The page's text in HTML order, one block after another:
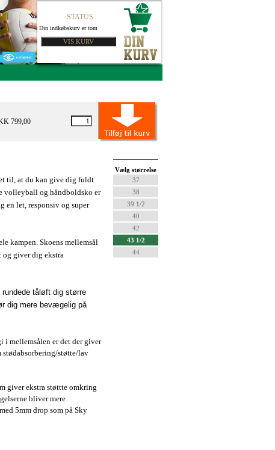
STATUS
Din indkøbskurv er tom
799,00
til, at du kan give dig fuldt
volleyball og håndboldsko er
en let, responsiv og super
kampen. Skoens mellemsål
og giver dig ekstra
rundede tåløft dig større
dig mere bevægelig på
i mellemsålen er det der giver
stødabsorbering/støtte/lav
giver ekstra støttte omkring
bliver mere
5mm drop som på Sky
Vælg størrelse
37
38
39 1/2
40
42
43 1/2
44